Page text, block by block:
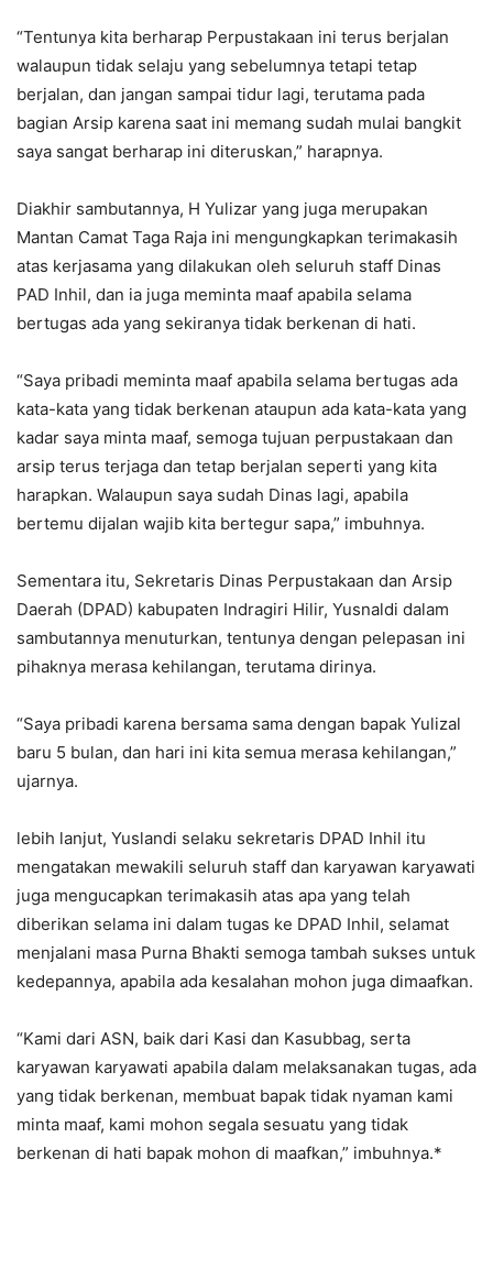
“Tentunya kita berharap Perpustakaan ini terus berjalan
walaupun tidak selaju yang sebelumnya tetapi tetap
berjalan, dan jangan sampai tidur lagi, terutama pada
bagian Arsip karena saat ini memang sudah mulai bangkit
saya sangat berharap ini diteruskan,” harapnya.
Diakhir sambutannya, H Yulizar yang juga merupakan
Mantan Camat Taga Raja ini mengungkapkan terimakasih
atas kerjasama yang dilakukan oleh seluruh staff Dinas
PAD Inhil, dan ia juga meminta maaf apabila selama
bertugas ada yang sekiranya tidak berkenan di hati.
“Saya pribadi meminta maaf apabila selama bertugas ada
kata-kata yang tidak berkenan ataupun ada kata-kata yang
kadar saya minta maaf, semoga tujuan perpustakaan dan
arsip terus terjaga dan tetap berjalan seperti yang kita
harapkan. Walaupun saya sudah Dinas lagi, apabila
bertemu dijalan wajib kita bertegur sapa,” imbuhnya.
Sementara itu, Sekretaris Dinas Perpustakaan dan Arsip
Daerah (DPAD) kabupaten Indragiri Hilir, Yusnaldi dalam
sambutannya menuturkan, tentunya dengan pelepasan ini
pihaknya merasa kehilangan, terutama dirinya.
“Saya pribadi karena bersama sama dengan bapak Yulizal
baru 5 bulan, dan hari ini kita semua merasa kehilangan,”
ujarnya.
lebih lanjut, Yuslandi selaku sekretaris DPAD Inhil itu
mengatakan mewakili seluruh staff dan karyawan karyawati
juga mengucapkan terimakasih atas apa yang telah
diberikan selama ini dalam tugas ke DPAD Inhil, selamat
menjalani masa Purna Bhakti semoga tambah sukses untuk
kedepannya, apabila ada kesalahan mohon juga dimaafkan.
“Kami dari ASN, baik dari Kasi dan Kasubbag, serta
karyawan karyawati apabila dalam melaksanakan tugas, ada
yang tidak berkenan, membuat bapak tidak nyaman kami
minta maaf, kami mohon segala sesuatu yang tidak
berkenan di hati bapak mohon di maafkan,” imbuhnya.*